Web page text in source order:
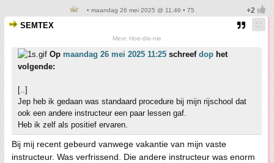
• maandag 26 mei 2025 @ 11:46 • 75
SEMTEX
Mevr. Hoe-die-nie
Op maandag 26 mei 2025 11:25 schreef dop het
volgende:
[..]
Jep heb ik gedaan was standaard procedure bij mijn rijschool dat
ook een andere instructeur een paar lessen gaf.
Heb ik zelf als positief ervaren.
Bij mij recent gebeurd vanwege vakantie van mijn vaste
instructeur. Was verfrissend. Die andere instructeur was enorm